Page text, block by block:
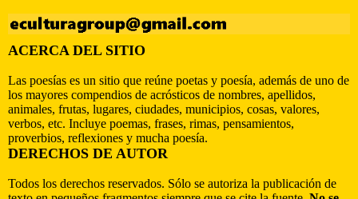
ACERCA DEL SITIO
Las poesías es un sitio que reúne poetas y poesía, además de uno de
los mayores compendios de acrósticos de nombres, apellidos,
animales, frutas, lugares, ciudades, municipios, cosas, valores,
verbos, etc. Incluye poemas, frases, rimas, pensamientos,
proverbios, reflexiones y mucha poesía.
DERECHOS DE AUTOR
Todos los derechos reservados. Sólo se autoriza la publicación de